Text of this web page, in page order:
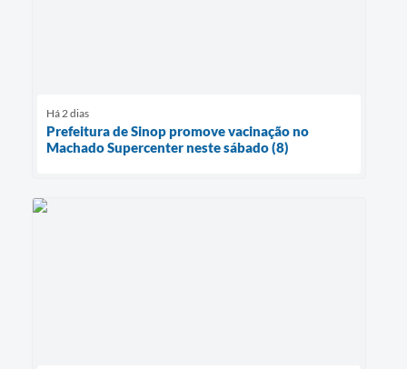
Há 2 dias
Prefeitura de Sinop promove vacinação no
Machado Supercenter neste sábado (8)